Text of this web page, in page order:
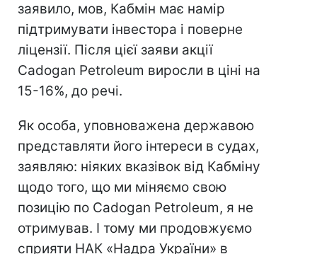
заявило, мов, Кабмін має намір
підтримувати інвестора і поверне
ліцензії. Після цієї заяви акції
Cadogan Petroleum виросли в ціні на
15-16%, до речі.
Як особа, уповноважена державою
представляти його інтереси в судах,
заявляю: ніяких вказівок від Кабміну
щодо того, що ми міняємо свою
позицію по Cadogan Petroleum, я не
отримував. І тому ми продовжуємо
сприяти НАК «Надра України» в